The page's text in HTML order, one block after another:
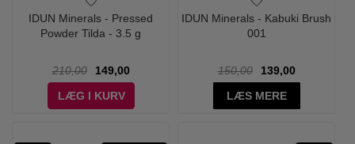
IDUN Minerals - Pressed
Powder Tilda - 3.5 g
210,00
149,00
LÆG I KURV
IDUN Minerals - Kabuki Brush
001
150,00
139,00
LÆS MERE